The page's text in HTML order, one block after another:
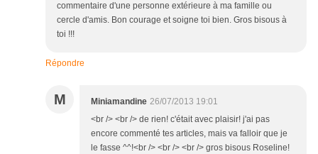
commentaire d'une personne extérieure à ma famille ou
cercle d'amis. Bon courage et soigne toi bien. Gros bisous à
toi !!!
Répondre
M Miniamandine 26/07/2013 19:01
<br /> <br /> de rien! c'était avec plaisir! j'ai pas
encore commenté tes articles, mais va falloir que je
le fasse ^^!<br /> <br /> <br /> gros bisous Roseline!